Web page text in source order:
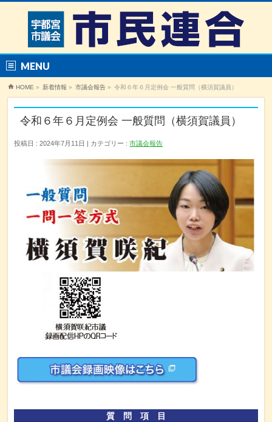
MENU
HOME » 新着情報 » 市議会報告 » 令和６年６月定例会 一般質問（横須賀議員）
令和６年６月定例会 一般質問（横須賀議員）
投稿日 : 2024年7月11日 カテゴリー :市議会報告
質 問 項 目